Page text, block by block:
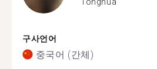
구사언어
중국어 (간체)